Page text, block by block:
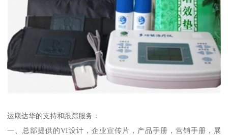
运康达华的支持和跟踪服务：
一、总部提供的VI设计，企业宣传片，产品手册，营销手册，展